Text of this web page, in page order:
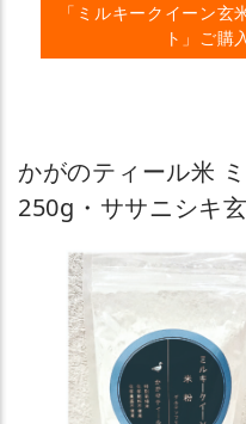
「ミルキークイーン玄
ト」ご購
かがのティール米
250g・ササニシキ